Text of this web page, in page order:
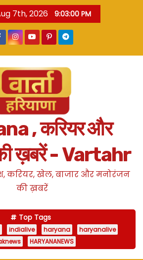
7th, 2026 9:03:01 PM
, करियर और
ख़बरें - Vartahr
करियर, खेल, बाजार और मनोरंजन
की ख़बरें
Top Tags
indialive haryana
haryanalive
HARYANANEWS